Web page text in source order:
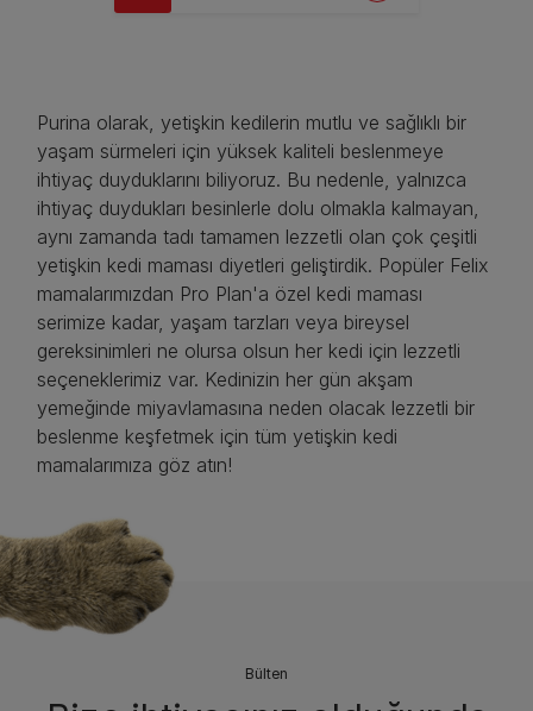
Purina olarak, yetişkin kedilerin mutlu ve sağlıklı bir
yaşam sürmeleri için yüksek kaliteli beslenmeye
ihtiyaç duyduklarını biliyoruz. Bu nedenle, yalnızca
ihtiyaç duydukları besinlerle dolu olmakla kalmayan,
aynı zamanda tadı tamamen lezzetli olan çok çeşitli
yetişkin kedi maması diyetleri geliştirdik. Popüler Felix
mamalarımızdan Pro Plan'a özel kedi maması
serimize kadar, yaşam tarzları veya bireysel
gereksinimleri ne olursa olsun her kedi için lezzetli
seçeneklerimiz var. Kedinizin her gün akşam
yemeğinde miyavlamasına neden olacak lezzetli bir
beslenme keşfetmek için tüm yetişkin kedi
mamalarımıza göz atın!
Bülten